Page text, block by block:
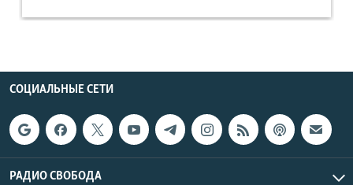
СОЦИАЛЬНЫЕ СЕТИ
РАДИО СВОБОДА